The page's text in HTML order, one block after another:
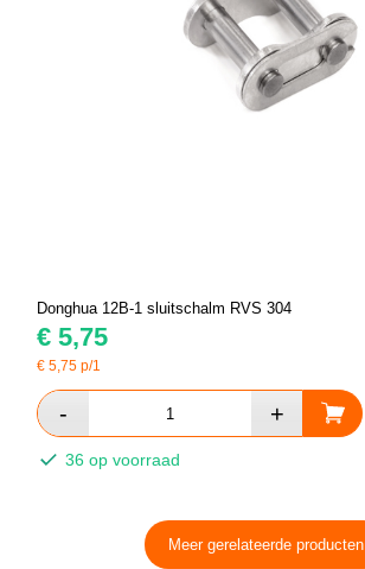
Donghua 12B-1 sluitschalm RVS 304
€ 5,75
€5,75 p/1
36 op voorraad
Meer gerelateerde producten